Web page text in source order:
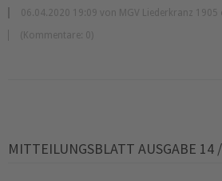
06.04.2020 19:09 von MGV Liederkranz 1905
(Kommentare: 0)
MITTEILUNGSBLATT AUSGABE 14